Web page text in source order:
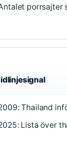
porrsajter
Thailand
Lista över